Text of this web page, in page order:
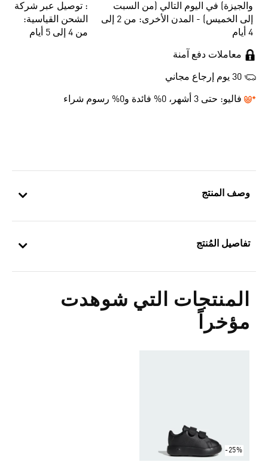
وصف المنتج
تفاصيل المُنتج
المنتجات التي شوهدت
مؤخراً
-25%
والجيزة) في اليوم التالي (من السبت
إلى الخميس) - المدن الأخرى: من 2 إلى
4 أيام
: توصيل عبر شركة
الشحن القياسية:
من 4 إلى 5 أيام
معاملات دفع آمنة
فاليو: حتى 3 أشهر، 0% فائدة و0% رسوم شراء